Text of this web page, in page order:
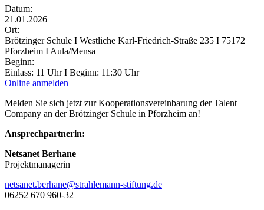
Datum:
21.01.2026
Ort:
Brötzinger Schule I Westliche Karl-Friedrich-Straße 235 I 75172
Pforzheim I Aula/Mensa
Beginn:
Einlass: 11 Uhr I Beginn: 11:30 Uhr
Online anmelden
Melden Sie sich jetzt zur Kooperationsvereinbarung der Talent
Company an der Brötzinger Schule in Pforzheim an!
Ansprechpartnerin:
Netsanet Berhane
Projektmanagerin
netsanet.berhane@strahlemann-stiftung.de
06252 670 960-32